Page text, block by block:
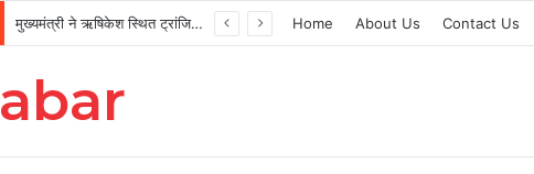
मुख्यमंत्री ने ऋषिकेश स्थित ट्रांजिट कैंप का किया औचक निरीक्षण Home About Us Contact Us